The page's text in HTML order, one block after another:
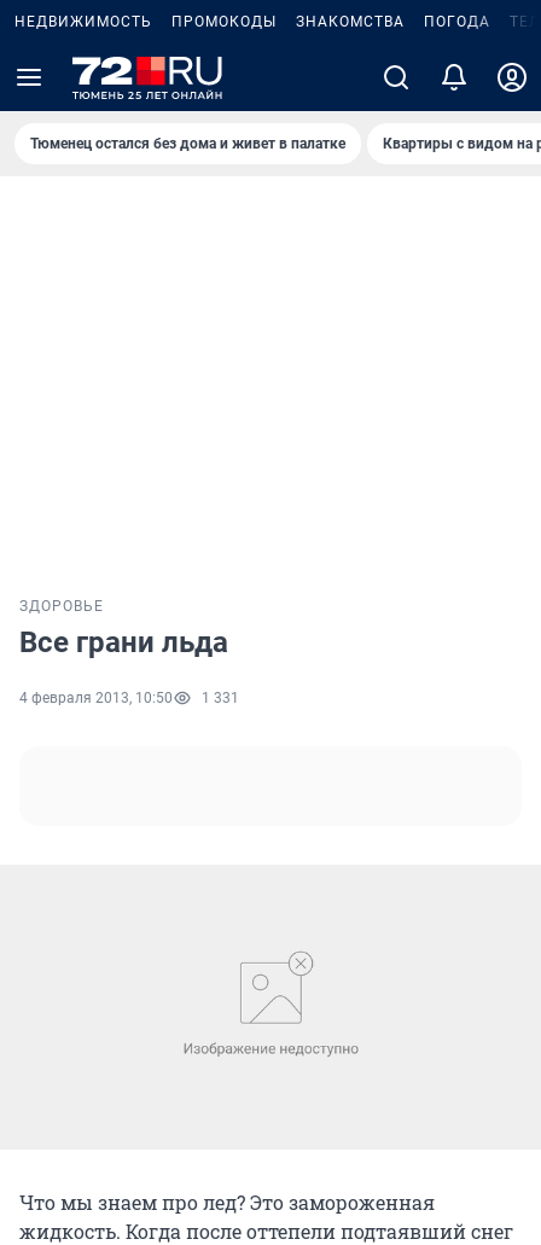
НЕДВИЖИМОСТЬ ПРОМОКОДЫ ЗНАКОМСТВА ПОГОДА
Тюменец остался без дома и живет в палатке Квартиры с видом на
ЗДОРОВЬЕ
Все грани льда
4 февраля 2013, 10:50 1 331
Что мы знаем про лед? Это замороженная
жидкость. Когда после оттепели подтаявший снег